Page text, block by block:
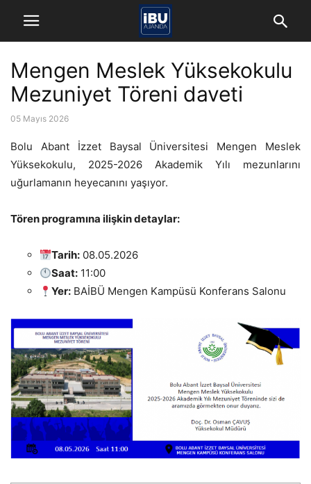
Mengen Meslek Yüksekokulu
Mezuniyet Töreni daveti
05 Mayıs 2026
Bolu Abant İzzet Baysal Üniversitesi Mengen Meslek
Yüksekokulu, 2025-2026 Akademik Yılı mezunlarını
uğurlamanın heyecanını yaşıyor.
Tören programına ilişkin detaylar:
Tarih: 08.05.2026
Saat: 11:00
Yer: BAİBÜ Mengen Kampüsü Konferans Salonu